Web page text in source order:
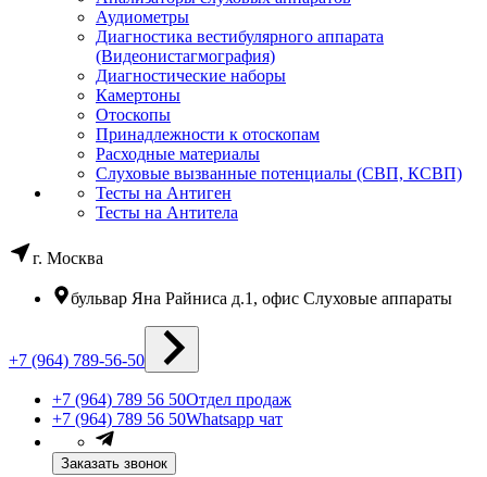
Аудиометры
Диагностика вестибулярного аппарата
(Видеонистагмография)
Диагностические наборы
Камертоны
Отоскопы
Принадлежности к отоскопам
Расходные материалы
Слуховые вызванные потенциалы (СВП, КСВП)
Тесты на Антиген
Тесты на Антитела
г. Москва
бульвар Яна Райниса д.1, офис Слуховые аппараты
+7 (964) 789-56-50
+7 (964) 789 56 50Отдел продаж
+7 (964) 789 56 50Whatsapp чат
Заказать звонок